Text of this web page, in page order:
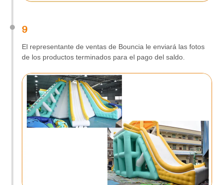
9
El representante de ventas de Bouncia le enviará las fotos
de los productos terminados para el pago del saldo.